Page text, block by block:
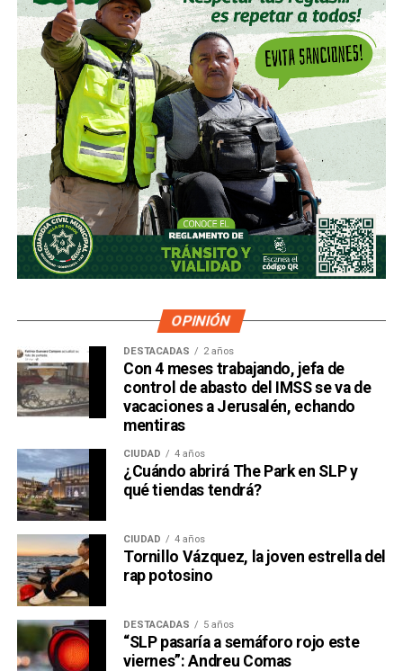
OPINIÓN
DESTACADAS 2 años
Con 4 meses trabajando, jefa de
control de abasto del IMSS se va de
vacaciones a Jerusalén, echando
mentiras
CIUDAD 4 años
¿Cuándo abrirá The Park en SLP y
qué tiendas tendrá?
CIUDAD 4 años
Tornillo Vázquez, la joven estrella del
rap potosino
DESTACADAS 5 años
“SLP pasaría a semáforo rojo este
viernes”: Andreu Comas